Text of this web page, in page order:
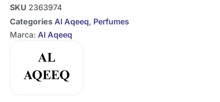
SKU 2363974
Categories Al Aqeeq, Perfumes
Marca: Al Aqeeq